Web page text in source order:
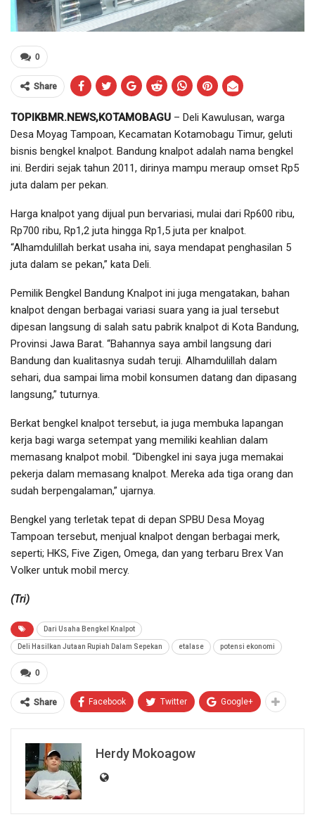
0
Share
TOPIKBMR.NEWS,KOTAMOBAGU – Deli Kawulusan, warga
Desa Moyag Tampoan, Kecamatan Kotamobagu Timur, geluti
bisnis bengkel knalpot. Bandung knalpot adalah nama bengkel
ini. Berdiri sejak tahun 2011, dirinya mampu meraup omset Rp5
juta dalam per pekan.
Harga knalpot yang dijual pun bervariasi, mulai dari Rp600 ribu,
Rp700 ribu, Rp1,2 juta hingga Rp1,5 juta per knalpot.
“Alhamdulillah berkat usaha ini, saya mendapat penghasilan 5
juta dalam se pekan,” kata Deli.
Pemilik Bengkel Bandung Knalpot ini juga mengatakan, bahan
knalpot dengan berbagai variasi suara yang ia jual tersebut
dipesan langsung di salah satu pabrik knalpot di Kota Bandung,
Provinsi Jawa Barat. “Bahannya saya ambil langsung dari
Bandung dan kualitasnya sudah teruji. Alhamdulillah dalam
sehari, dua sampai lima mobil konsumen datang dan dipasang
langsung,” tuturnya.
Berkat bengkel knalpot tersebut, ia juga membuka lapangan
kerja bagi warga setempat yang memiliki keahlian dalam
memasang knalpot mobil. “Dibengkel ini saya juga memakai
pekerja dalam memasang knalpot. Mereka ada tiga orang dan
sudah berpengalaman,” ujarnya.
Bengkel yang terletak tepat di depan SPBU Desa Moyag
Tampoan tersebut, menjual knalpot dengan berbagai merk,
seperti; HKS, Five Zigen, Omega, dan yang terbaru Brex Van
Volker untuk mobil mercy.
(Tri)
Dari Usaha Bengkel Knalpot
Deli Hasilkan Jutaan Rupiah Dalam Sepekan etalase potensi ekonomi
0
Share Facebook Twitter Google+
Herdy Mokoagow